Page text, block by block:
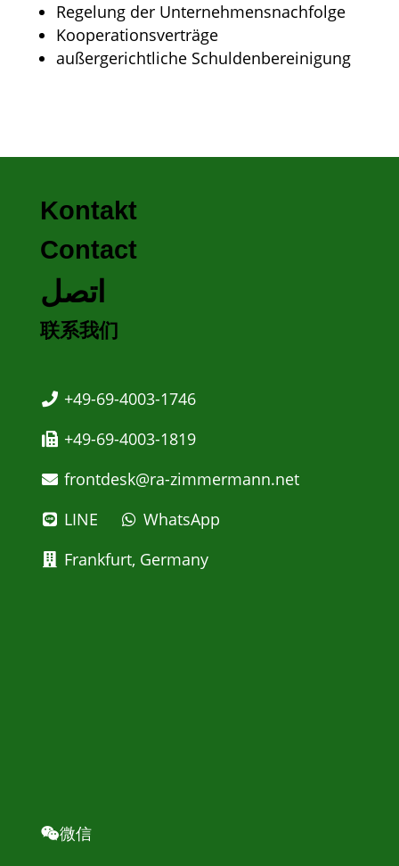
Re­ge­lung der Un­ter­neh­mens­nach­fol­ge
Ko­ope­ra­ti­ons­ver­trä­ge
außergerichtliche Schuldenbereinigung
Kontakt
Contact
اتصل
联系我们
+49-69-4003-1746
+49-69-4003-1819
frontdesk@ra-zimmermann.net
LINE
WhatsApp
Frankfurt, Germany
微信